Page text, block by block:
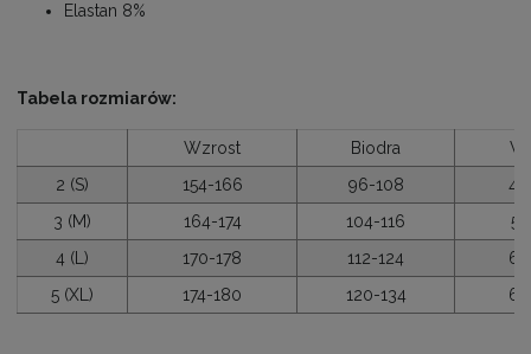
Elastan 8%
Tabela rozmiarów:
Wzrost Biodra
2 (S)
154-166 96-108
3 (M)
164-174 104-116
4 (L)
170-178 112-124
5 (XL)
174-180 120-134